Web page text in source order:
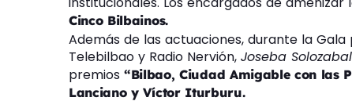
Cinco Bilbainos.
Además de las actuaciones, durante la
Telebilbao y Radio Nervión, Joseba Solozabal
premios “Bilbao, Ciudad Amigable con las
Lanciano y Víctor Iturburu.